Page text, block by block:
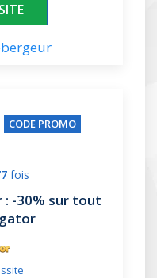
CODE PROMO
fois
: -30% sur tout